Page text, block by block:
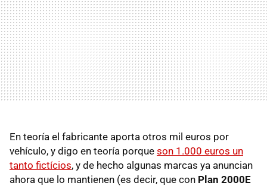
En teoría el fabricante aporta otros mil euros por
vehículo, y digo en teoría porque son 1.000 euros un
tanto fictícios, y de hecho algunas marcas ya anuncian
ahora que lo mantienen (es decir, que con Plan 2000E